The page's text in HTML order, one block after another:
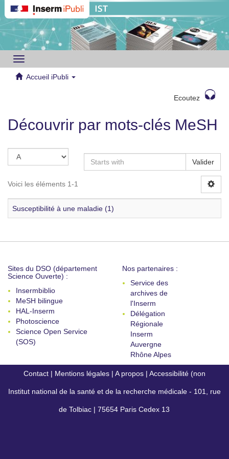
Toggle
navigation
Accueil iPubli
Ecoutez
Découvrir par mots-clés MeSH
Valider
Voici les éléments 1-1
Susceptibilité à une maladie (1)
Sites du DSO (département
Science Ouverte) :
Insermbiblio
MeSH bilingue
HAL-Inserm
Photoscience
Science Open Service
(SOS)
Nos partenaires :
Service des
archives de
l'Inserm
Délégation
Régionale
Inserm
Auvergne
Rhône Alpes
Contact | Mentions légales | A propos | Accessibilité (non
conforme)
Institut national de la santé et de la recherche médicale - 101, rue
de Tolbiac | 75654 Paris Cedex 13